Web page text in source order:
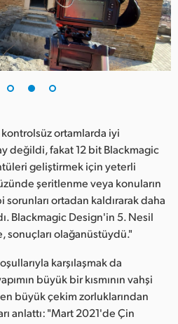
ortamlarda iyi
değildi, fakat 12 bit Blackmagic
geliştirmek için yeterli
şeritlenme veya konuların
ortadan kaldırarak daha
Blackmagic Design'in 5. Nesil
sonuçları olağanüstüydü."
karşılaşmak da
büyük bir kısmının vahşi
büyük çekim zorluklarından
anlattı: "Mart 2021'de Çin